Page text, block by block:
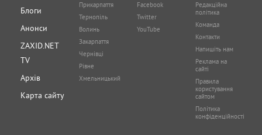
Блоги
Анонси
ZAXID.NET
TV
Архів
Карта сайту
Прикарпаття
Тернопіль
Волинь
Закарпаття
Чернівці
Рівне
Хмельницький
Facebook
Twitter
YouTube
Редакційна
політика
Команда
Контакти
Напишіть нам
Реклама на
сайті
Правила
користування
сайтом
Політика
конфіденційності